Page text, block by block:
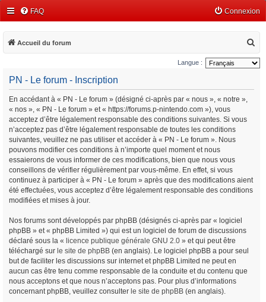
FAQ Connexion
Accueil du forum
e
c
Langue :
PN - Le forum - Inscription
En accédant à « PN - Le forum » (désigné ci-après par « nous », « notre »,
« nos », « PN - Le forum » et « https://forums.p-nintendo.com »), vous
acceptez d’être légalement responsable des conditions suivantes. Si vous
n’acceptez pas d’être légalement responsable de toutes les conditions
suivantes, veuillez ne pas utiliser et accéder à « PN - Le forum ». Nous
pouvons modifier ces conditions à n’importe quel moment et nous
essaierons de vous informer de ces modifications, bien que nous vous
conseillons de vérifier régulièrement par vous-même. En effet, si vous
continuez à participer à « PN - Le forum » après que des modifications aient
été effectuées, vous acceptez d’être légalement responsable des conditions
modifiées et mises à jour.
Nos forums sont développés par phpBB (désignés ci-après par « logiciel
phpBB » et « phpBB Limited ») qui est un logiciel de forum de discussions
déclaré sous la « licence publique générale GNU 2.0 » et qui peut être
téléchargé sur le site de phpBB (en anglais). Le logiciel phpBB a pour seul
but de faciliter les discussions sur internet et phpBB Limited ne peut en
aucun cas être tenu comme responsable de la conduite et du contenu que
nous acceptons et que nous n’acceptons pas. Pour plus d’informations
concernant phpBB, veuillez consulter le site de phpBB (en anglais).